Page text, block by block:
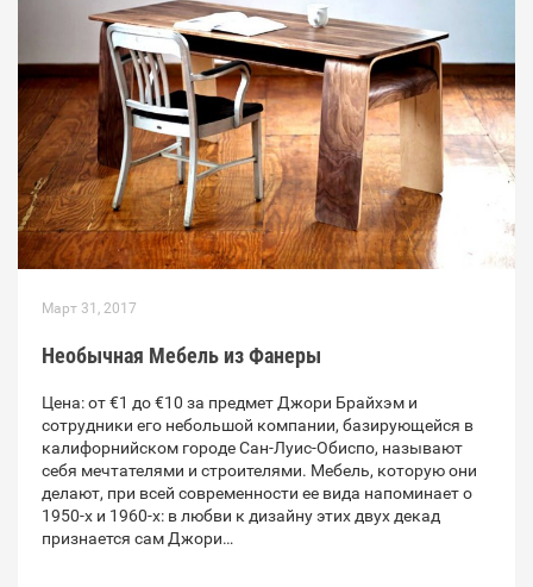
Март 31, 2017
Необычная Мебель из Фанеры
Цена: от €1 до €10 за предмет Джори Брайхэм и
сотрудники его небольшой компании, базирующейся в
калифорнийском городе Сан-Луис-Обиспо, называют
себя мечтателями и строителями. Мебель, которую они
делают, при всей современности ее вида напоминает о
1950-х и 1960-х: в любви к дизайну этих двух декад
признается сам Джори…